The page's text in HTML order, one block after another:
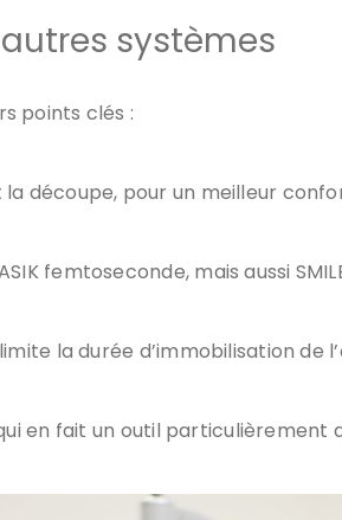
systèmes
points clés :
découpe, pour un meilleur
femtoseconde, mais aussi
la durée d’immobilisation de
en fait un outil